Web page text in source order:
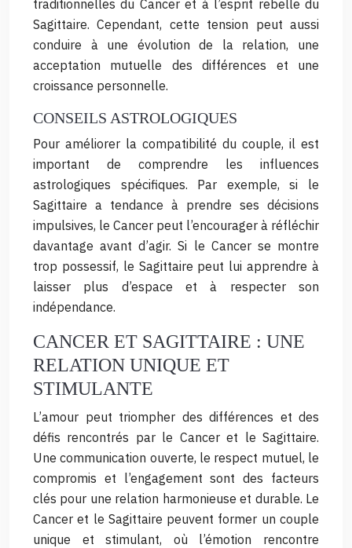
traditionnelles du Cancer et à l’esprit rebelle du
Sagittaire. Cependant, cette tension peut aussi
conduire à une évolution de la relation, une
acceptation mutuelle des différences et une
croissance personnelle.
CONSEILS ASTROLOGIQUES
Pour améliorer la compatibilité du couple, il est
important de comprendre les influences
astrologiques spécifiques. Par exemple, si le
Sagittaire a tendance à prendre ses décisions
impulsives, le Cancer peut l’encourager à réfléchir
davantage avant d’agir. Si le Cancer se montre
trop possessif, le Sagittaire peut lui apprendre à
laisser plus d’espace et à respecter son
indépendance.
CANCER ET SAGITTAIRE : UNE
RELATION UNIQUE ET
STIMULANTE
L’amour peut triompher des différences et des
défis rencontrés par le Cancer et le Sagittaire.
Une communication ouverte, le respect mutuel, le
compromis et l’engagement sont des facteurs
clés pour une relation harmonieuse et durable. Le
Cancer et le Sagittaire peuvent former un couple
unique et stimulant, où l’émotion rencontre